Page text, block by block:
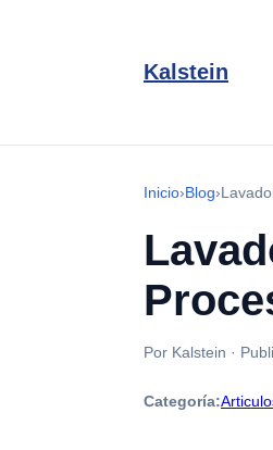
Kalstein
Inicio›Blog›
Por Kalstein ·
Categoría: